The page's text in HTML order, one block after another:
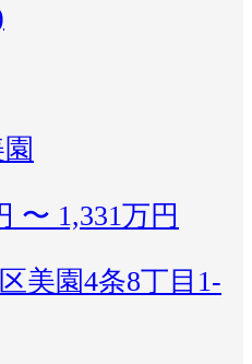
〜 1,331万円
美園4条8丁目1-